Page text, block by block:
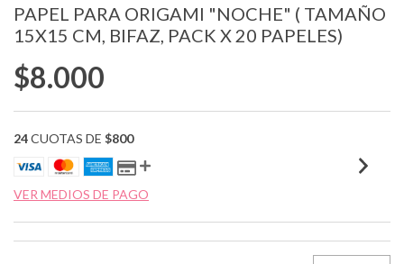
PAPEL PARA ORIGAMI "NOCHE" ( TAMAÑO
15X15 CM, BIFAZ, PACK X 20 PAPELES)
$8.000
24CUOTAS DE $800
VER MEDIOS DE PAGO